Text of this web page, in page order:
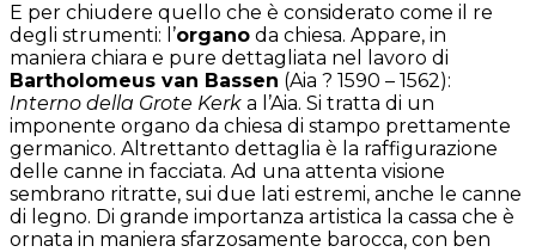
E per chiudere quello che è considerato come il re
degli strumenti: l’organo da chiesa. Appare, in
maniera chiara e pure dettagliata nel lavoro di
Bartholomeus van Bassen (Aia ? 1590 – 1562):
Interno della Grote Kerk a l’Aia. Si tratta di un
imponente organo da chiesa di stampo prettamente
germanico. Altrettanto dettaglia è la raffigurazione
delle canne in facciata. Ad una attenta visione
sembrano ritratte, sui due lati estremi, anche le canne
di legno. Di grande importanza artistica la cassa che è
ornata in maniera sfarzosamente barocca, con ben